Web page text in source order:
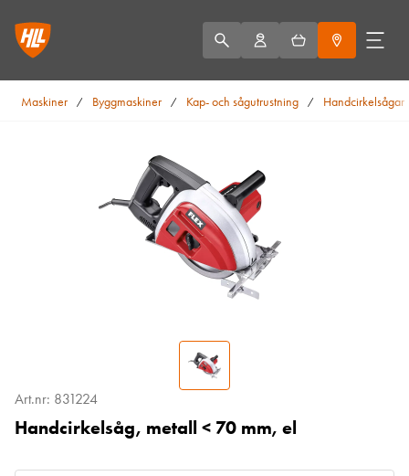
Maskiner / Byggmaskiner / Kap- och sågutrustning / Handcirkelsågar
Art.nr: 831224
Handcirkelsåg, metall < 70 mm, el